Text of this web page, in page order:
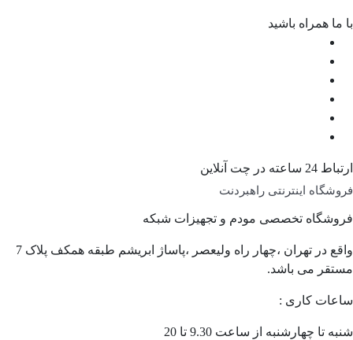
با ما همراه باشید
ارتباط 24 ساعته در چت آنلاین
فروشگاه اینترنتی راهبردنت
فروشگاه تخصصی مودم و تجهیزات شبکه
واقع در تهران ،چهار راه ولیعصر ،پاساژ ابریشم طبقه همکف پلاک 7
مستقر می باشد.
ساعات کاری :
شنبه تا چهارشنبه از ساعت 9.30 تا 20